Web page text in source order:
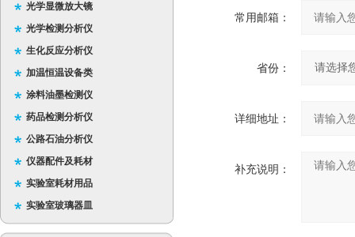
光学显微放大镜
光学检测分析仪
生化反应分析仪
加温恒温设备类
涂料油墨检测仪
药品检测分析仪
公路石油分析仪
仪器配件及耗材
实验室耗材用品
实验室玻璃器皿
常用邮箱：
省份：
详细地址：
补充说明：